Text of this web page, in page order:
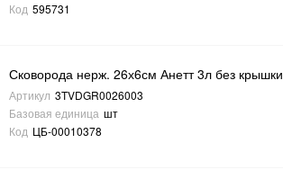
Код 595731
Сковорода нерж. 26х6см Анетт 3л без крышки
Артикул 3TVDGR0026003
Базовая единица шт
Код ЦБ-00010378